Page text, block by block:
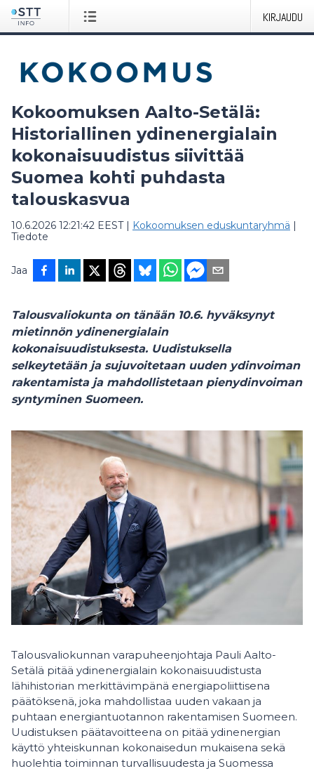
KIRJAUDU
Kokoomuksen Aalto-Setälä:
Historiallinen ydinenergialain
kokonaisuudistus siivittää
Suomea kohti puhdasta
talouskasvua
10.6.2026 12:21:42 EEST| Kokoomuksen eduskuntaryhmä |
Tiedote
Jaa
Talousvaliokunta on tänään 10.6. hyväksynyt
mietinnön ydinenergialain
kokonaisuudistuksesta. Uudistuksella
selkeytetään ja sujuvoitetaan uuden ydinvoiman
rakentamista ja mahdollistetaan pienydinvoiman
syntyminen Suomeen.
Talousvaliokunnan varapuheenjohtaja Pauli Aalto-
Setälä pitää ydinenergialain kokonaisuudistusta
lähihistorian merkittävimpänä energiapoliittisena
päätöksenä, joka mahdollistaa uuden vakaan ja
puhtaan energiantuotannon rakentamisen Suomeen.
Uudistuksen päätavoitteena on pitää ydinenergian
käyttö yhteiskunnan kokonaisedun mukaisena sekä
huolehtia toiminnan turvallisuudesta ja Suomessa